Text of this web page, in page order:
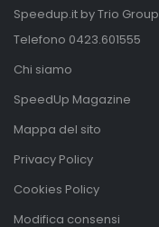
Speedup.it by Trio Group
Telefono 0423.601555
Chi siamo
SpeedUp Magazine
Mappa del sito
Privacy Policy
Cookies Policy
Modifica consensi